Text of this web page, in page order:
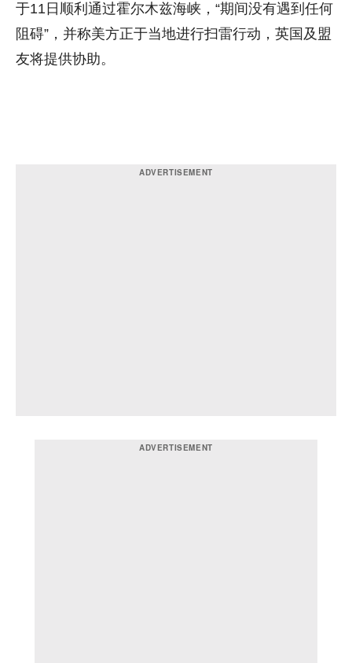
于11日顺利通过霍尔木兹海峡，“期间没有遇到任何
阻碍”，并称美方正于当地进行扫雷行动，英国及盟
友将提供协助。